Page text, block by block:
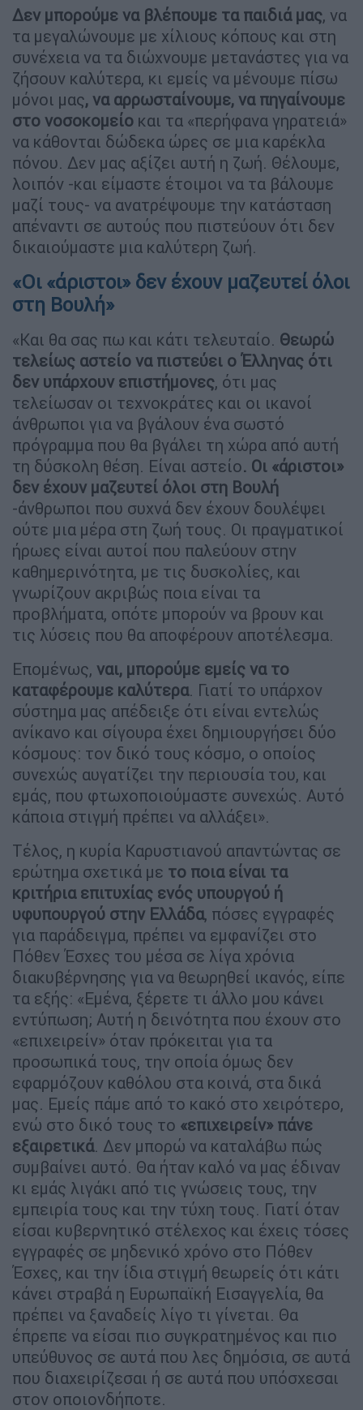
Δεν μπορούμε να βλέπουμε τα παιδιά μας, να
τα μεγαλώνουμε με χίλιους κόπους και στη
συνέχεια να τα διώχνουμε μετανάστες για να
ζήσουν καλύτερα, κι εμείς να μένουμε πίσω
μόνοι μας, να αρρωσταίνουμε, να πηγαίνουμε
στο νοσοκομείο και τα «περήφανα γηρατειά»
να κάθονται δώδεκα ώρες σε μια καρέκλα
πόνου. Δεν μας αξίζει αυτή η ζωή. Θέλουμε,
λοιπόν -και είμαστε έτοιμοι να τα βάλουμε
μαζί τους- να ανατρέψουμε την κατάσταση
απέναντι σε αυτούς που πιστεύουν ότι δεν
δικαιούμαστε μια καλύτερη ζωή.
«Οι «άριστοι» δεν έχουν μαζευτεί όλοι
στη Βουλή»
«Και θα σας πω και κάτι τελευταίο. Θεωρώ
τελείως αστείο να πιστεύει ο Έλληνας ότι
δεν υπάρχουν επιστήμονες, ότι μας
τελείωσαν οι τεχνοκράτες και οι ικανοί
άνθρωποι για να βγάλουν ένα σωστό
πρόγραμμα που θα βγάλει τη χώρα από αυτή
τη δύσκολη θέση. Είναι αστείο. Οι «άριστοι»
δεν έχουν μαζευτεί όλοι στη Βουλή
-άνθρωποι που συχνά δεν έχουν δουλέψει
ούτε μια μέρα στη ζωή τους. Οι πραγματικοί
ήρωες είναι αυτοί που παλεύουν στην
καθημερινότητα, με τις δυσκολίες, και
γνωρίζουν ακριβώς ποια είναι τα
προβλήματα, οπότε μπορούν να βρουν και
τις λύσεις που θα αποφέρουν αποτέλεσμα.
Επομένως, ναι, μπορούμε εμείς να το
καταφέρουμε καλύτερα. Γιατί το υπάρχον
σύστημα μας απέδειξε ότι είναι εντελώς
ανίκανο και σίγουρα έχει δημιουργήσει δύο
κόσμους: τον δικό τους κόσμο, ο οποίος
συνεχώς αυγατίζει την περιουσία του, και
εμάς, που φτωχοποιούμαστε συνεχώς. Αυτό
κάποια στιγμή πρέπει να αλλάξει».
Τέλος, η κυρία Καρυστιανού απαντώντας σε
ερώτημα σχετικά με το ποια είναι τα
κριτήρια επιτυχίας ενός υπουργού ή
υφυπουργού στην Ελλάδα, πόσες εγγραφές
για παράδειγμα, πρέπει να εμφανίζει στο
Πόθεν Έσχες του μέσα σε λίγα χρόνια
διακυβέρνησης για να θεωρηθεί ικανός, είπε
τα εξής: «Εμένα, ξέρετε τι άλλο μου κάνει
εντύπωση; Αυτή η δεινότητα που έχουν στο
«επιχειρείν» όταν πρόκειται για τα
προσωπικά τους, την οποία όμως δεν
εφαρμόζουν καθόλου στα κοινά, στα δικά
μας. Εμείς πάμε από το κακό στο χειρότερο,
ενώ στο δικό τους το «επιχειρείν» πάνε
εξαιρετικά. Δεν μπορώ να καταλάβω πώς
συμβαίνει αυτό. Θα ήταν καλό να μας έδιναν
κι εμάς λιγάκι από τις γνώσεις τους, την
εμπειρία τους και την τύχη τους. Γιατί όταν
είσαι κυβερνητικό στέλεχος και έχεις τόσες
εγγραφές σε μηδενικό χρόνο στο Πόθεν
Έσχες, και την ίδια στιγμή θεωρείς ότι κάτι
κάνει στραβά η Ευρωπαϊκή Εισαγγελία, θα
πρέπει να ξαναδείς λίγο τι γίνεται. Θα
έπρεπε να είσαι πιο συγκρατημένος και πιο
υπεύθυνος σε αυτά που λες δημόσια, σε αυτά
που διαχειρίζεσαι ή σε αυτά που υπόσχεσαι
στον οποιονδήποτε.